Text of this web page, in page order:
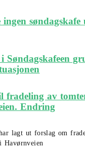
ingen
Søndagskafeen
fradeling av
Endring
lagt ut forslag om
Havørnveien